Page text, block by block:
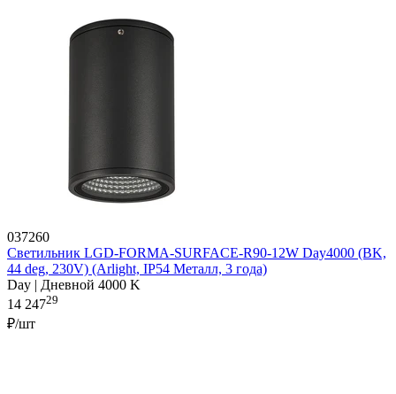
037260
Светильник LGD-FORMA-SURFACE-R90-12W Day4000 (BK,
44 deg, 230V) (Arlight, IP54 Металл, 3 года)
Day | Дневной 4000 K
14 24729
₽/шт